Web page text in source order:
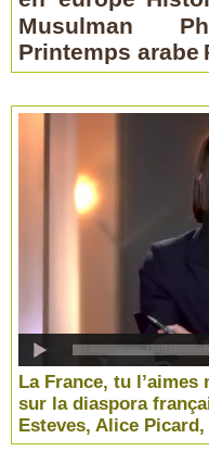
Musulman
Printemps arabe
La France, tu
sur la diaspora
Esteves, Alice